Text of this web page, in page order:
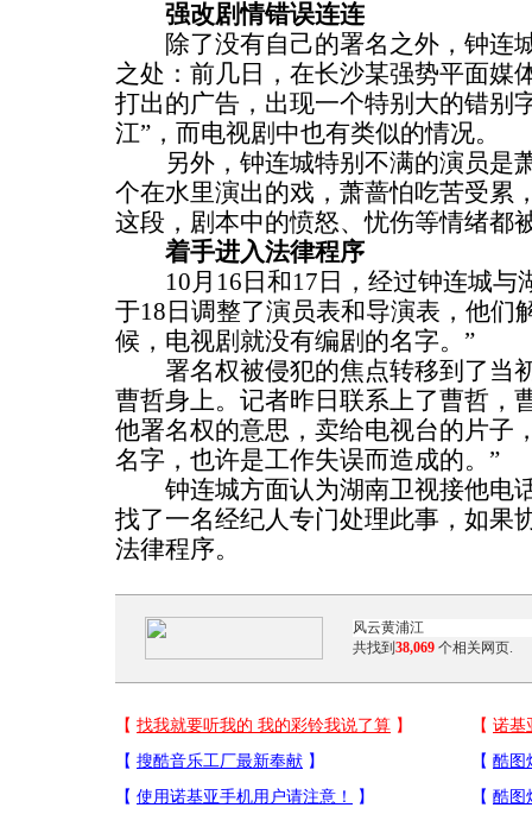
强改剧情错误连连
除了没有自己的署名之外，钟连
之处：前几日，在长沙某强势平面媒
打出的广告，出现一个特别大的错别
江”，而电视剧中也有类似的情况。
另外，钟连城特别不满的演员是
个在水里演出的戏，萧蔷怕吃苦受累
这段，剧本中的愤怒、忧伤等情绪都
着手进入法律程序
10月16日和17日，经过钟连城与
于18日调整了演员表和导演表，他们
候，电视剧就没有编剧的名字。”
署名权被侵犯的焦点转移到了当
曹哲身上。记者昨日联系上了曹哲，
他署名权的意思，卖给电视台的片子
名字，也许是工作失误而造成的。”
钟连城方面认为湖南卫视接他电
找了一名经纪人专门处理此事，如果
法律程序。
共找到 38,069 个相关网页.